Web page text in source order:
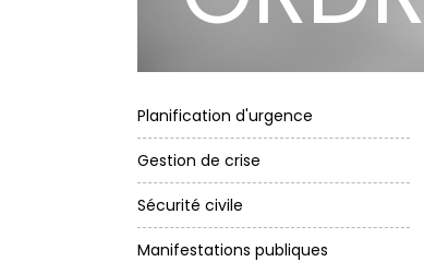
Planification d'urgence
Gestion de crise
Sécurité civile
Manifestations publiques